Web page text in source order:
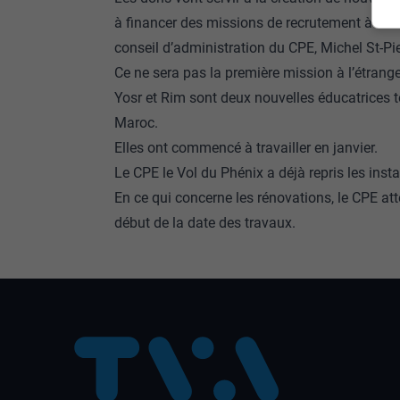
à financer des missions de recrutement à
conseil d’administration du CPE, Michel St-
Ce ne sera pas la première mission à
Yosr et Rim sont deux nouvelles éducatrices
Maroc.
Elles ont commencé à travailler en janvier.
Le CPE le Vol du Phénix a déjà repris les
En ce qui concerne les rénovations, le CPE
début de la date des travaux.